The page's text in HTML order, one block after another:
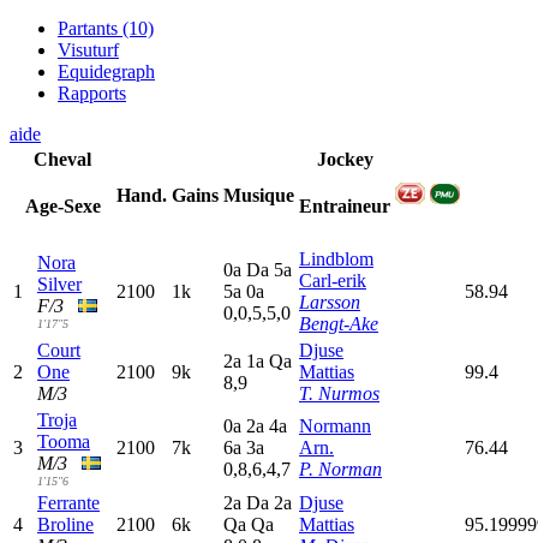
Partants (10)
Visuturf
Equidegraph
Rapports
aide
Cheval
Age-Sexe
Hand. Gains Musique
Jockey
Entraineur
1
Nora
Silver
F/3
1'17"5
2100 1k
0a Da 5a
5a 0a
0,0,5,5,0
Lindblom
Carl-erik
Larsson
Bengt-Ake
58.94
2
Court
One
M/3
2100 9k
2a 1a Qa
8,9
Djuse
Mattias
T. Nurmos
99.4
3
Troja
Tooma
M/3
1'15"6
2100 7k
0a 2a 4a
6a 3a
0,8,6,4,7
Normann
Arn.
P. Norman
76.44
4
Ferrante
Broline
2100 6k
2a Da 2a
Qa Qa
Djuse
Mattias